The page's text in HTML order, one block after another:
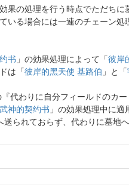
果の処理を行う時点でただち
いる場合には一連のチェーン
书 」の効果処理によって「彼岸
は「彼岸的黑天使 基路伯 」と「
『代わりに自分フィールドのカ
神的契约书 」の効果処理中に
送られておらず、代わりに墓地